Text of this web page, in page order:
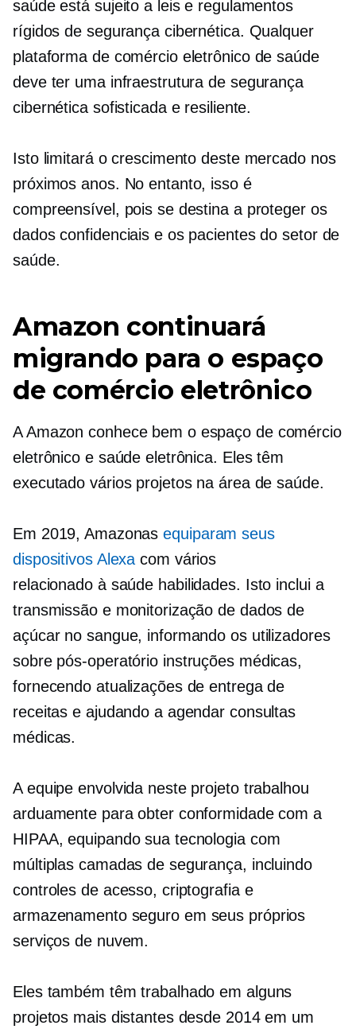
saúde está sujeito a leis e regulamentos
rígidos de segurança cibernética. Qualquer
plataforma de comércio eletrônico de saúde
deve ter uma infraestrutura de segurança
cibernética sofisticada e resiliente.
Isto limitará o crescimento deste mercado nos
próximos anos. No entanto, isso é
compreensível, pois se destina a proteger os
dados confidenciais e os pacientes do setor de
saúde.
Amazon continuará
migrando para o espaço
de comércio eletrônico
A Amazon conhece bem o espaço de comércio
eletrônico e saúde eletrônica. Eles têm
executado vários projetos na área de saúde.
Em 2019, Amazonasequiparam seus
dispositivos Alexa com vários
relacionado à saúde habilidades. Isto inclui a
transmissão e monitorização de dados de
açúcar no sangue, informando os utilizadores
sobre pós-operatório instruções médicas,
fornecendo atualizações de entrega de
receitas e ajudando a agendar consultas
médicas.
A equipe envolvida neste projeto trabalhou
arduamente para obter conformidade com a
HIPAA, equipando sua tecnologia com
múltiplas camadas de segurança, incluindo
controles de acesso, criptografia e
armazenamento seguro em seus próprios
serviços de nuvem.
Eles também têm trabalhado em alguns
projetos mais distantes desde 2014 em um